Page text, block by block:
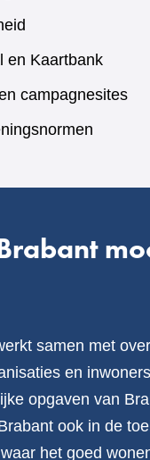
andere
website)
en Kaartbank
naar
campagnesites
samen met
en
opgaven van
ook in de
het goed